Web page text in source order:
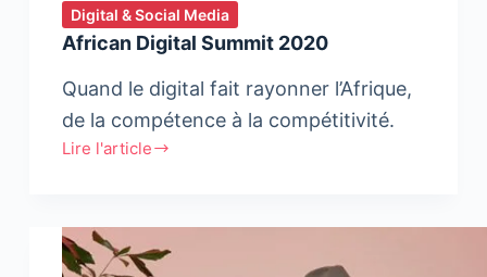
Digital & Social Media
African Digital Summit 2020
Quand le digital fait rayonner l’Afrique,
de la compétence à la compétitivité.
Lire l'article
African
2020